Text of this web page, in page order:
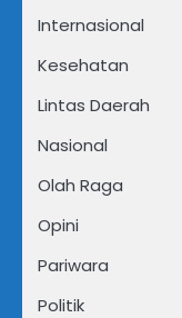
Internasional
Kesehatan
Lintas Daerah
Nasional
Olah Raga
Opini
Pariwara
Politik